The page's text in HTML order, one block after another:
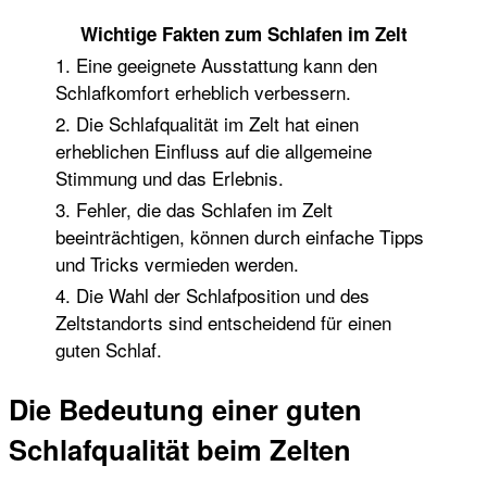
Wichtige Fakten zum Schlafen im Zelt
1. Eine geeignete Ausstattung kann den
Schlafkomfort erheblich verbessern.
2. Die Schlafqualität im Zelt hat einen
erheblichen Einfluss auf die allgemeine
Stimmung und das Erlebnis.
3. Fehler, die das Schlafen im Zelt
beeinträchtigen, können durch einfache Tipps
und Tricks vermieden werden.
4. Die Wahl der Schlafposition und des
Zeltstandorts sind entscheidend für einen
guten Schlaf.
Die Bedeutung einer guten
Schlafqualität beim Zelten